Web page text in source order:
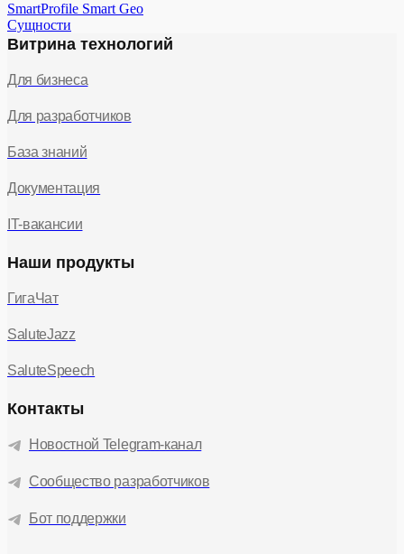
SmartProfile Smart Geo
Сущности
Витрина технологий
Для бизнеса
Для разработчиков
База знаний
Документация
IT-вакансии
Наши продукты
ГигаЧат
SaluteJazz
SaluteSpeech
Контакты
Новостной Telegram-канал
Сообщество разработчиков
Бот поддержки